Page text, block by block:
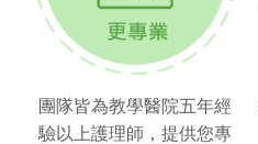
團隊皆為教學醫院五年經
驗以上護理師，提供您專